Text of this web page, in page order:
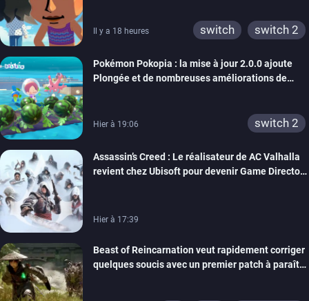
Il y a 18 heures switch switch 2
Pokémon Pokopia : la mise à jour 2.0.0 ajoute
Plongée et de nombreuses améliorations de
Hier à 19:06 switch 2
Assassin’s Creed : Le réalisateur de AC Valhalla
revient chez Ubisoft pour devenir Game Director
Hier à 17:39
Beast of Reincarnation veut rapidement corriger
quelques soucis avec un premier patch à paraître